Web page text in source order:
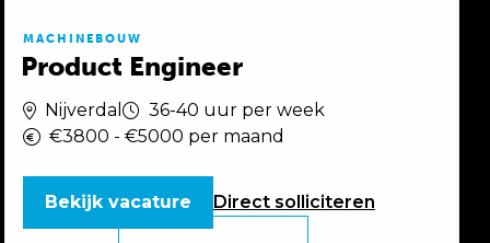
MACHINEBOUW
Product Engineer
Nijverdal
36-40 uur per week
€3800 - €5000 per maand
Direct solliciteren
Bekijk vacature